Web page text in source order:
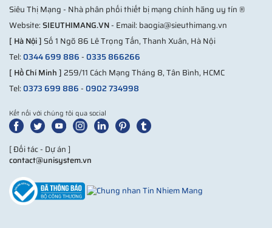
Siêu Thị Mạng - Nhà phân phối thiết bị mạng chính hãng uy tín ®
Website:SIEUTHIMANG.VN- Email: baogia@sieuthimang.vn
[ Hà Nội ] Số 1 Ngõ 86 Lê Trọng Tấn, Thanh Xuân, Hà Nội
Tel:0344 699 886-0335 866266
[ Hồ Chí Minh ] 259/11 Cách Mạng Tháng 8, Tân Bình, HCMC
Tel:0373 699 886-0902 734998
Kết nối với chúng tôi qua social
[ Đối tác - Dự án ]
contact@unisystem.vn